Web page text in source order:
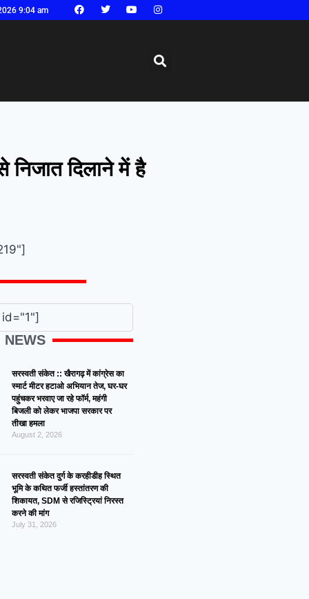
9:04 am
दिलाने में है
NEWS
सरस्वती संकेत :: खैरागढ़ में कांग्रेस का
स्मार्ट मीटर हटाओ अभियान तेज, घर-घर
पहुंचकर भरवाए जा रहे फॉर्म, महंगी
बिजली को लेकर भाजपा सरकार पर
तीखा हमला
August 2, 2026
सरस्वती संकेत दुर्ग के करहीडीह स्थित
भूमि के कथित फर्जी हस्तांतरण की
शिकायत, SDM से रजिस्ट्रियां निरस्त
करने की मांग
July 31, 2026